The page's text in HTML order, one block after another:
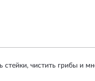
чистить грибы и